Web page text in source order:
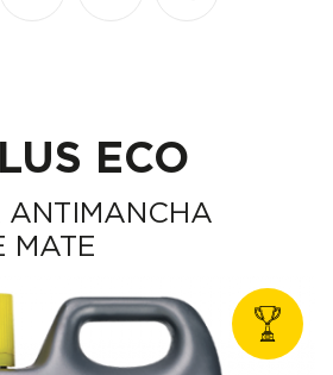
ECO
ANTIMANCHA
MATE